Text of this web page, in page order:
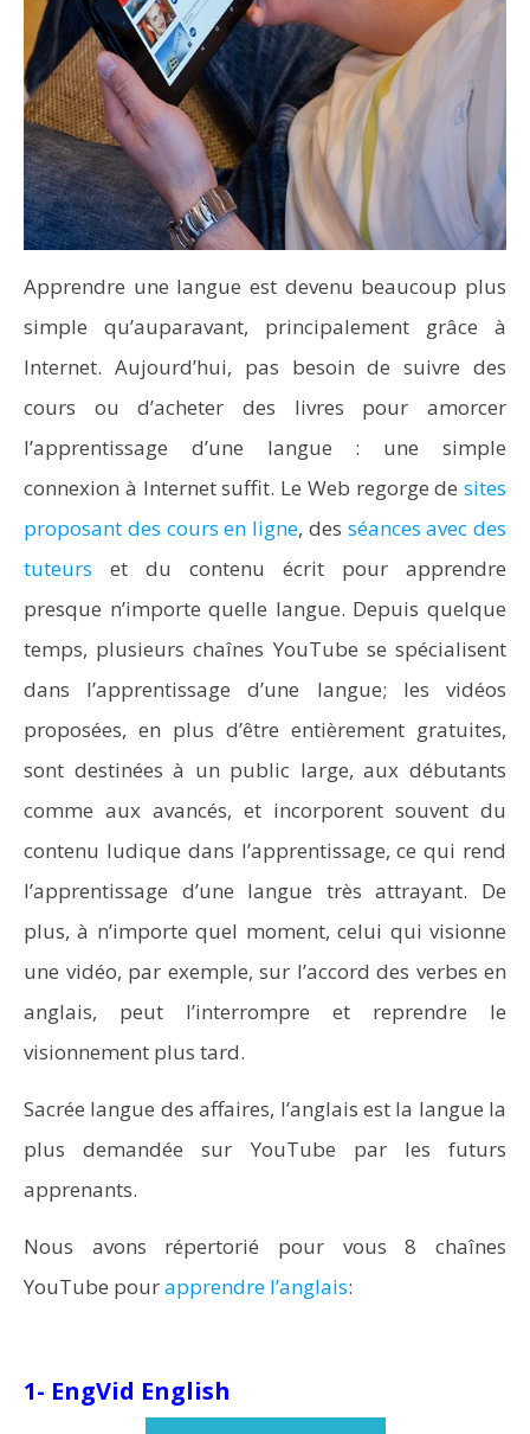
Apprendre une langue est devenu beaucoup plus
simple qu’auparavant, principalement grâce à
Internet. Aujourd’hui, pas besoin de suivre des
cours ou d’acheter des livres pour amorcer
l’apprentissage d’une langue : une simple
connexion à Internet suffit. Le Web regorge de sites
proposant des cours en ligne, des séances avec des
tuteurs et du contenu écrit pour apprendre
presque n’importe quelle langue. Depuis quelque
temps, plusieurs chaînes YouTube se spécialisent
dans l’apprentissage d’une langue; les vidéos
proposées, en plus d’être entièrement gratuites,
sont destinées à un public large, aux débutants
comme aux avancés, et incorporent souvent du
contenu ludique dans l’apprentissage, ce qui rend
l’apprentissage d’une langue très attrayant. De
plus, à n’importe quel moment, celui qui visionne
une vidéo, par exemple, sur l’accord des verbes en
anglais, peut l’interrompre et reprendre le
visionnement plus tard.
Sacrée langue des affaires, l’anglais est la langue la
plus demandée sur YouTube par les futurs
apprenants.
Nous avons répertorié pour vous 8 chaînes
YouTube pourapprendre l’anglais:
1- EngVid English